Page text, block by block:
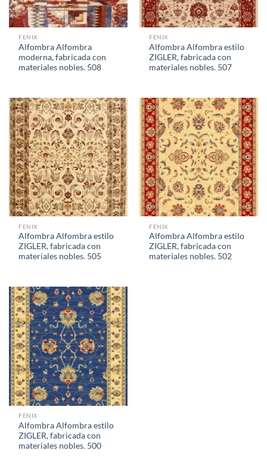
FENIX
Alfombra Alfombra
moderna, fabricada con
materiales nobles. 508
FENIX
Alfombra Alfombra estilo
ZIGLER, fabricada con
materiales nobles. 507
FENIX
Alfombra Alfombra estilo
ZIGLER, fabricada con
materiales nobles. 505
FENIX
Alfombra Alfombra estilo
ZIGLER, fabricada con
materiales nobles. 502
FENIX
Alfombra Alfombra estilo
ZIGLER, fabricada con
materiales nobles. 500